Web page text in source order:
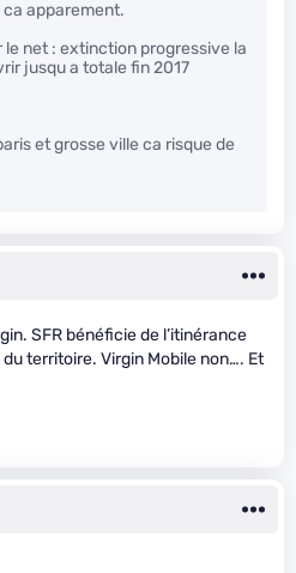
apparement.
le net : extinction progressive la
jusqu a totale fin 2017
et grosse ville ca risque de
SFR bénéficie de l’itinérance
territoire. Virgin Mobile non…. Et